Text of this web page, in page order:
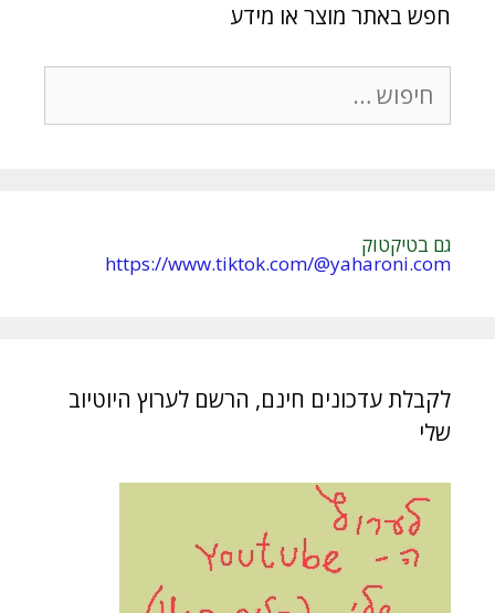
nחפש באתר מוצר או מידע
חיפוש:
גם בטיקטוק
https://www.tiktok.com/@yaharoni.com
לקבלת עדכונים חינם, הרשם לערוץ היוטיוב
שלי